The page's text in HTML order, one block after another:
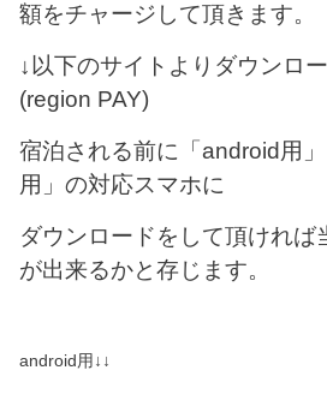
額をチャージして頂きます。
↓以下のサイトよりダウンロ
(region PAY)
宿泊される前に「android用
用」の対応スマホに
ダウンロードをして頂ければ
が出来るかと存じます。
android用↓↓